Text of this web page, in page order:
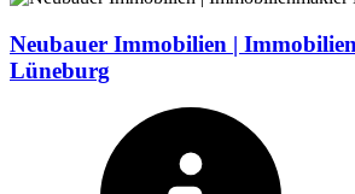
Neubauer Immobilien |
Lüneburg